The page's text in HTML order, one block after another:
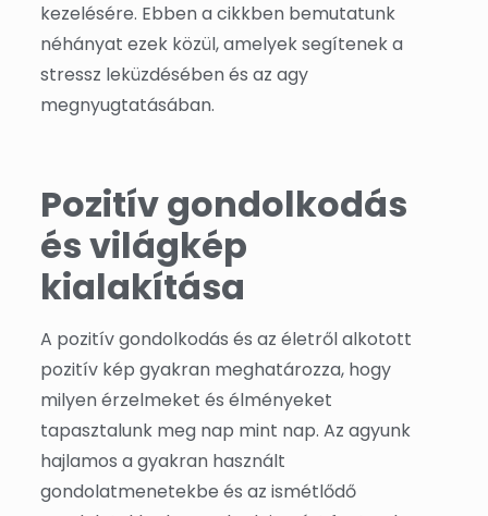
kezelésére. Ebben a cikkben bemutatunk
néhányat ezek közül, amelyek segítenek a
stressz leküzdésében és az agy
megnyugtatásában.
Pozitív gondolkodás
és világkép
kialakítása
A pozitív gondolkodás és az életről alkotott
pozitív kép gyakran meghatározza, hogy
milyen érzelmeket és élményeket
tapasztalunk meg nap mint nap. Az agyunk
hajlamos a gyakran használt
gondolatmenetekbe és az ismétlődő